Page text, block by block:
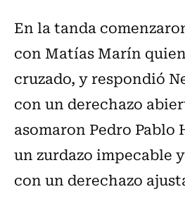
En la tanda
con Matías Marín
cruzado, y respondió
con un derechazo
asomaron Pedro Pablo
un zurdazo impecable
con un derechazo